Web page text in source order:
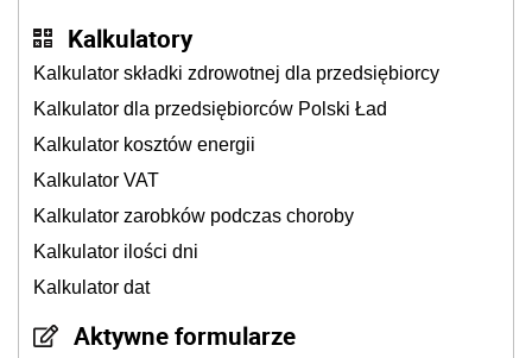
Kalkulatory
Kalkulator składki zdrowotnej dla przedsiębiorcy
Kalkulator dla przedsiębiorców Polski Ład
Kalkulator kosztów energii
Kalkulator VAT
Kalkulator zarobków podczas choroby
Kalkulator ilości dni
Kalkulator dat
Aktywne formularze